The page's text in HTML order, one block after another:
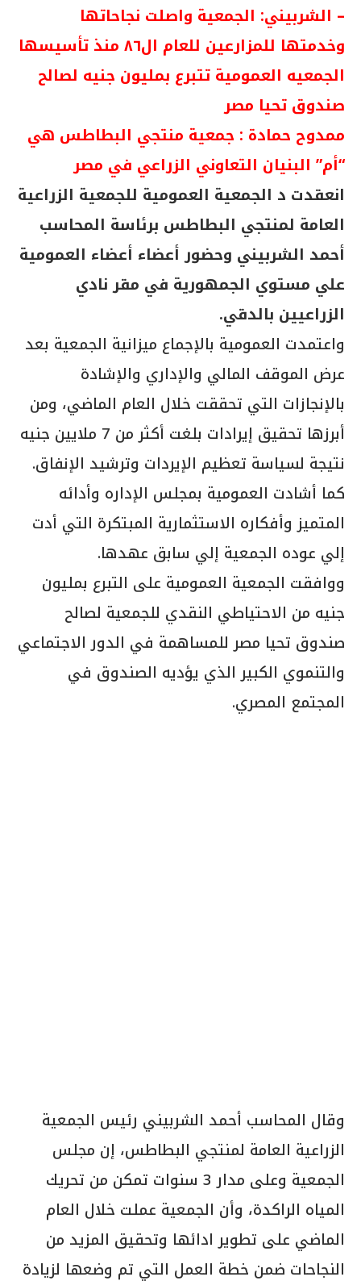
– الشربيني: الجمعية واصلت نجاحاتها
وخدمتها للمزارعين للعام ال٨٦ منذ تأسيسها
الجمعيه العمومية تتبرع بمليون جنيه لصالح
صندوق تحيا مصر
ممدوح حمادة : جمعية منتجي البطاطس هي
“أم” البنيان التعاوني الزراعي في مصر
انعقدت د الجمعية العمومية للجمعية الزراعية
العامة لمنتجي البطاطس برئاسة المحاسب
أحمد الشربيني وحضور أعضاء أعضاء العمومية
علي مستوي الجمهورية في مقر نادي
الزراعيين بالدقي.
واعتمدت العمومية بالإجماع ميزانية الجمعية بعد
عرض الموقف المالي والإداري والإشادة
بالإنجازات التي تحققت خلال العام الماضي، ومن
أبرزها تحقيق إيرادات بلغت أكثر من 7 ملايين جنيه
نتيجة لسياسة تعظيم الإيردات وترشيد الإنفاق.
كما أشادت العمومية بمجلس الإداره وأدائه
المتميز وأفكاره الاستثمارية المبتكرة التي أدت
إلي عوده الجمعية إلي سابق عهدها.
ووافقت الجمعية العمومية على التبرع بمليون
جنيه من الاحتياطي النقدي للجمعية لصالح
صندوق تحيا مصر للمساهمة في الدور الاجتماعي
والتنموي الكبير الذي يؤديه الصندوق في
المجتمع المصري.
وقال المحاسب أحمد الشربيني رئيس الجمعية
الزراعية العامة لمنتجي البطاطس، إن مجلس
الجمعية وعلى مدار 3 سنوات تمكن من تحريك
المياه الراكدة، وأن الجمعية عملت خلال العام
الماضي على تطوير ادائها وتحقيق المزيد من
النجاحات ضمن خطة العمل التي تم وضعها لزيادة